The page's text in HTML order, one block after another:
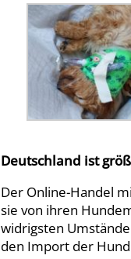
Deutschland ist
Der Online-Handel
sie von ihren
widrigsten
den Import der